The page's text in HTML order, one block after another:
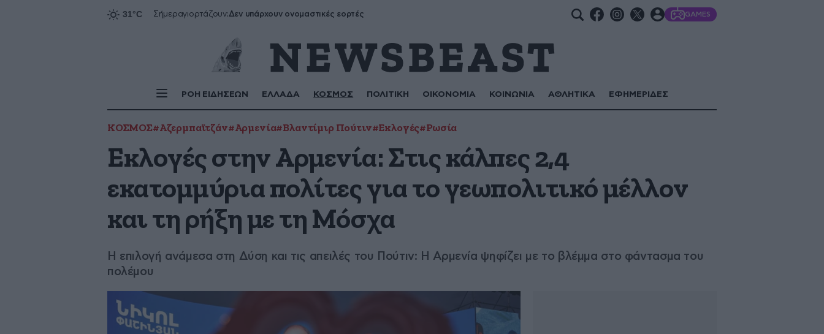
Σήμεραγιορτάζουν:Δεν υπάρχουν ονομαστικές εορτές GAMES
ΡΟΗ ΕΙΔΗΣΕΩΝ ΕΛΛΑΔΑ ΚΟΣΜΟΣ ΠΟΛΙΤΙΚΗ ΟΙΚΟΝΟΜΙΑ ΚΟΙΝΩΝΙΑ ΑΘΛΗΤΙΚΑ ΕΦΗΜΕΡΙΔΕΣ
ΚΟΣΜΟΣ#Αζερμπαϊτζάν#Αρμενία#Βλαντίμιρ Πούτιν#Εκλογές#Ρωσία
Εκλογές στην Αρμενία: Στις κάλπες 2,4
εκατομμύρια πολίτες για το γεωπολιτικό μέλλον
και τη ρήξη με τη Μόσχα
Η επιλογή ανάμεσα στη Δύση και τις απειλές του Πούτιν: Η Αρμενία ψηφίζει με το βλέμμα στο φάντασμα του
πολέμου